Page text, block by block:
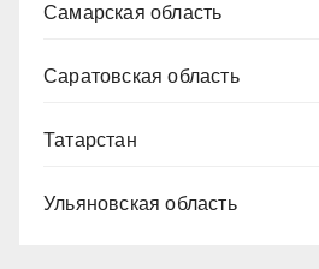
Самарская область
Саратовская область
Татарстан
Ульяновская область